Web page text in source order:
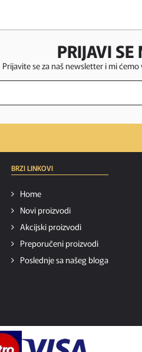
PRIJAVI
Prijavite se za naš newsletter i mi
BRZI LINKOVI
Home
Novi proizvodi
Akcijski proizvodi
Preporučeni proizvodi
Poslednje sa našeg bloga